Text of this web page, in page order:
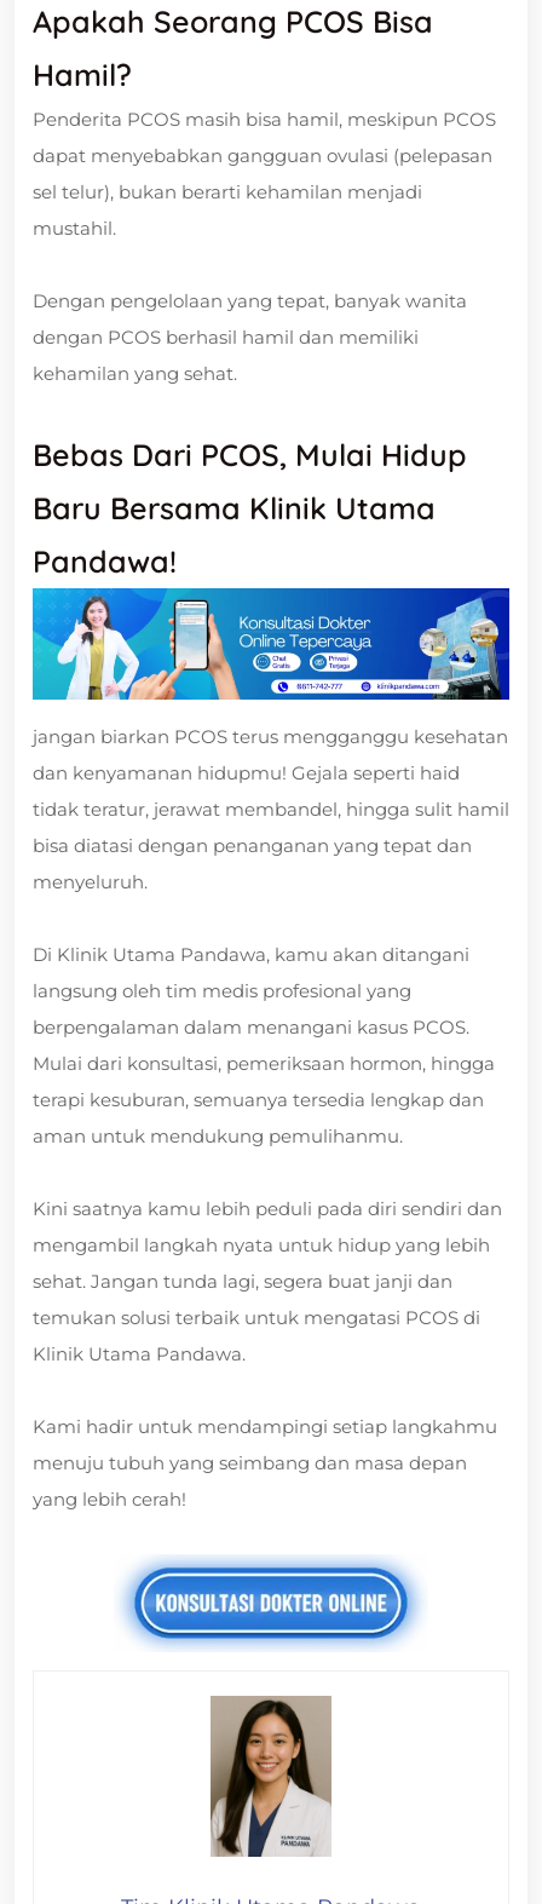
Apakah Seorang PCOS Bisa
Hamil?
Penderita PCOS masih bisa hamil, meskipun PCOS
dapat menyebabkan gangguan ovulasi (pelepasan
sel telur), bukan berarti kehamilan menjadi
mustahil.
Dengan pengelolaan yang tepat, banyak wanita
dengan PCOS berhasil hamil dan memiliki
kehamilan yang sehat.
Bebas Dari PCOS, Mulai Hidup
Baru Bersama Klinik Utama
Pandawa!
jangan biarkan PCOS terus mengganggu kesehatan
dan kenyamanan hidupmu! Gejala seperti haid
tidak teratur, jerawat membandel, hingga sulit hamil
bisa diatasi dengan penanganan yang tepat dan
menyeluruh.
Di Klinik Utama Pandawa, kamu akan ditangani
langsung oleh tim medis profesional yang
berpengalaman dalam menangani kasus PCOS.
Mulai dari konsultasi, pemeriksaan hormon, hingga
terapi kesuburan, semuanya tersedia lengkap dan
aman untuk mendukung pemulihanmu.
Kini saatnya kamu lebih peduli pada diri sendiri dan
mengambil langkah nyata untuk hidup yang lebih
sehat. Jangan tunda lagi, segera buat janji dan
temukan solusi terbaik untuk mengatasi PCOS di
Klinik Utama Pandawa.
Kami hadir untuk mendampingi setiap langkahmu
menuju tubuh yang seimbang dan masa depan
yang lebih cerah!